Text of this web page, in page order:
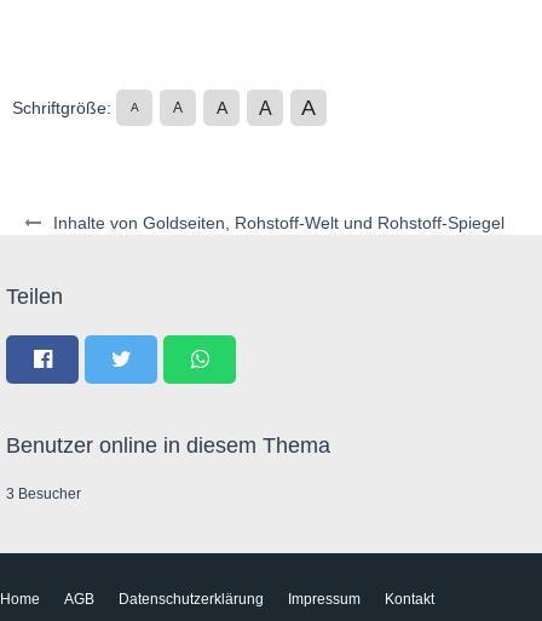
Inhalte von Goldseiten, Rohstoff-Welt und Rohstoff-Spiegel
Schriftgröße: A A A A A
Teilen
Benutzer online in diesem Thema
3 Besucher
Home AGB Datenschutzerklärung Impressum Kontakt